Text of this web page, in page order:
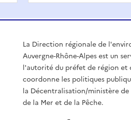
La Direction régionale de
Auvergne-Rhône-Alpes est un
l'autorité du préfet de région et
coordonne les politiques
la Décentralisation/ministère
de la Mer et de la Pêche.